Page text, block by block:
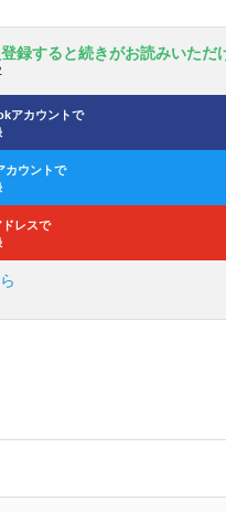
録すると続きがお読みいただ
アカウントで
カウントで
ドレスで